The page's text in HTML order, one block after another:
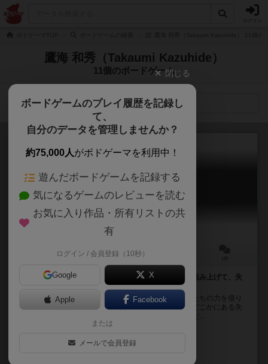
鷹海 和秀（Takaumi Kazuhide）
11個のボードゲーム
検索メニュー
ロストゲムマ
Lost Gemma
10～20分
コロ・チップ・バンの力を借りつつ、カードで迷宮を組み上げて、失
われた宝玉（ラテン語でゲムマ）を探し出そう！
ゲームマーケットのマスコット、コロ・チップ・バンたちの力を借り
つつ、カードでダンジョンを作り上げ、ダンジョンのどこかにある失
われた遺産・ゲムマ（ラテン語で宝玉のこと）を探しだ...
閉じる
ボードゲームのプレイ履歴を記録し
て、
自分のデータを管理しませんか？
約75,000人がボドゲーマを利用中！
遊んだボードゲームを記録する
気になるゲームのレビューを読む
お気に入り作品・所有リストの共
有
ログイン / 会員登録（10秒）
Google X
Apple Facebook
または
メールで会員登録